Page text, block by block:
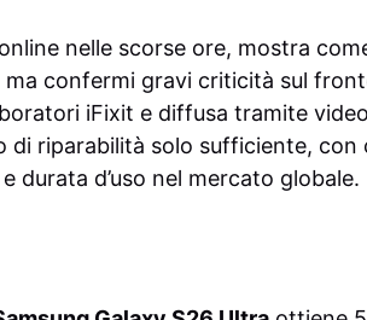
nelle scorse ore, mostra
ma confermi gravi criticità sul
iFixit e diffusa tramite
di riparabilità solo sufficiente,
durata d’uso nel mercato globale.